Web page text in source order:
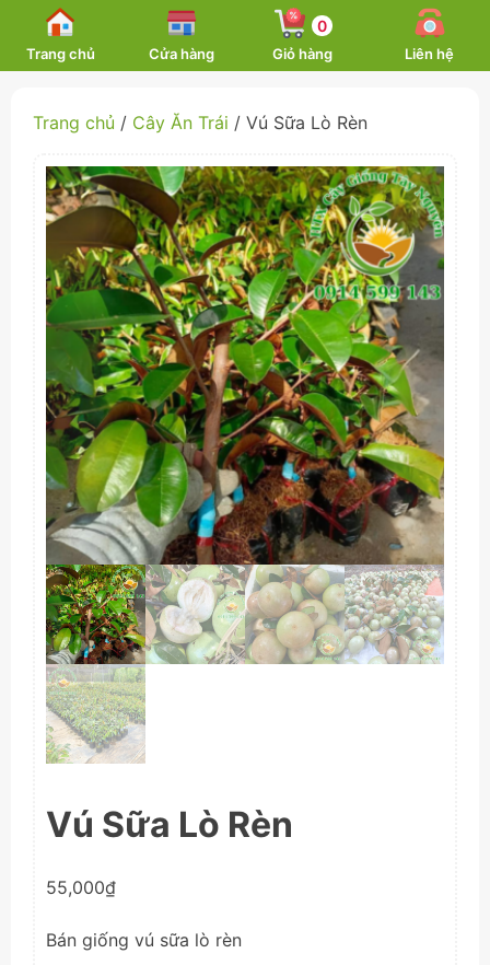
content
Trang chủ Cửa hàng
0
Giỏ hàng Liên hệ
Trang chủ / Cây Ăn Trái / Vú Sữa Lò Rèn
Vú Sữa Lò Rèn
55,000₫
Bán giống vú sữa lò rèn